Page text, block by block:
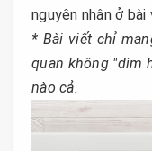
nguyên nhân ở
* Bài viết chỉ
quan không "dìm
nào cả.